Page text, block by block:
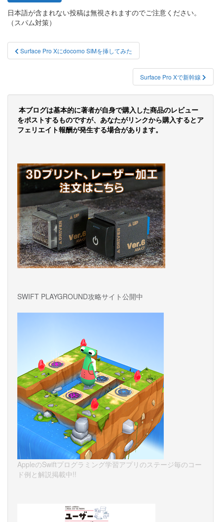
日本語が含まれない投稿は無視されますのでご注意ください。
（スパム対策）
投
稿
ビ
ゲ
ー
ョ
ン
Surface Pro Xにdocomo SIMを挿してみた
Surface Pro Xで新幹線
本ブログは基本的に著者が自身で購入した商品のレビュー
をポストするものですが、あなたがリンクから購入するとア
フェリエイト報酬が発生する場合があります。
SWIFT PLAYGROUND攻略サイト公開中
AppleのSwiftプログラミング学習アプリのステージ毎のコー
ド例と解説掲載中!!